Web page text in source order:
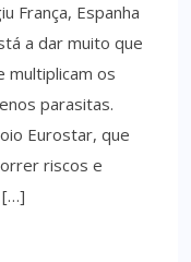
França, Espanha
a dar muito que
multiplicam os
parasitas.
Eurostar, que
riscos e
[…]